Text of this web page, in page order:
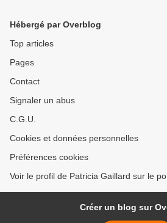
Hébergé par Overblog
Top articles
Pages
Contact
Signaler un abus
C.G.U.
Cookies et données personnelles
Préférences cookies
Voir le profil de Patricia Gaillard sur le
Créer un blog sur